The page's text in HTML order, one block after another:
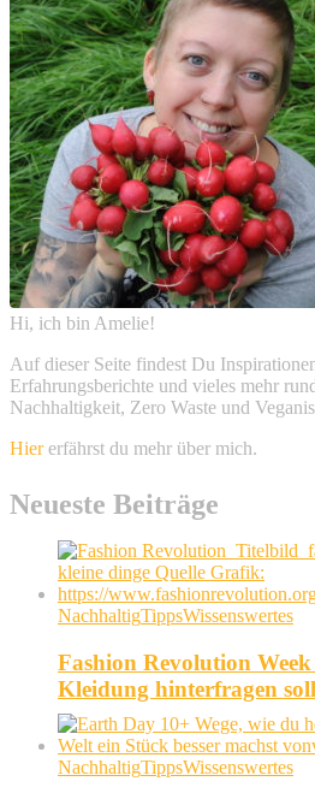
Hi, ich bin Amelie!
Auf dieser Seite findest Du
Erfahrungsberichte und vieles mehr
Nachhaltigkeit, Zero Waste und
Hiererfährst du mehr über mich.
Neueste Beiträge
NachhaltigTippsWissenswertes
Fashion Revolution
Kleidung hinterfragen
NachhaltigTippsWissenswertes